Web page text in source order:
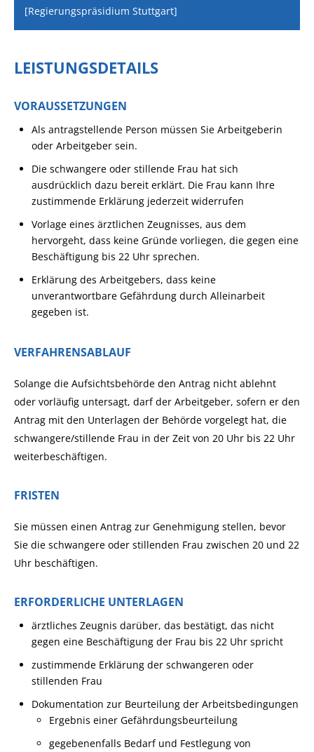
[Regierungspräsidium Stuttgart]
LEISTUNGSDETAILS
VORAUSSETZUNGEN
Als antragstellende Person müssen Sie Arbeitgeberin
oder Arbeitgeber sein.
Die schwangere oder stillende Frau hat sich
ausdrücklich dazu bereit erklärt. Die Frau kann Ihre
zustimmende Erklärung jederzeit widerrufen
Vorlage eines ärztlichen Zeugnisses, aus dem
hervorgeht, dass keine Gründe vorliegen, die gegen eine
Beschäftigung bis 22 Uhr sprechen.
Erklärung des Arbeitgebers, dass keine
unverantwortbare Gefährdung durch Alleinarbeit
gegeben ist.
VERFAHRENSABLAUF
Solange die Aufsichtsbehörde den Antrag nicht ablehnt
oder vorläufig untersagt, darf der Arbeitgeber, sofern er den
Antrag mit den Unterlagen der Behörde vorgelegt hat, die
schwangere/stillende Frau in der Zeit von 20 Uhr bis 22 Uhr
weiterbeschäftigen.
FRISTEN
Sie müssen einen Antrag zur Genehmigung stellen, bevor
Sie die schwangere oder stillenden Frau zwischen 20 und 22
Uhr beschäftigen.
ERFORDERLICHE UNTERLAGEN
ärztliches Zeugnis darüber, das bestätigt, das nicht
gegen eine Beschäftigung der Frau bis 22 Uhr spricht
zustimmende Erklärung der schwangeren oder
stillenden Frau
Dokumentation zur Beurteilung der Arbeitsbedingungen
Ergebnis einer Gefährdungsbeurteilung
gegebenenfalls Bedarf und Festlegung von